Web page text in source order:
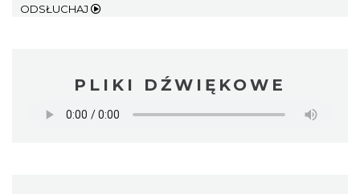
ODSŁUCHAJ
PLIKI DŹWIĘKOWE